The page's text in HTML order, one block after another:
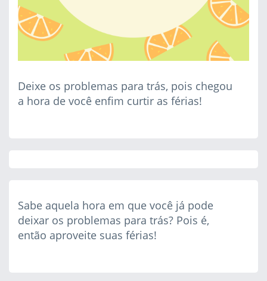
Deixe os problemas para trás, pois chegou
a hora de você enfim curtir as férias!
Sabe aquela hora em que você já pode
deixar os problemas para trás? Pois é,
então aproveite suas férias!